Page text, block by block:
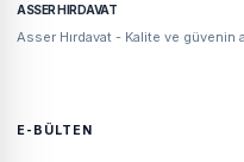
ASSER HIRDAVAT
Asser Hırdavat - Kalite ve güvenin
E-BÜLTEN